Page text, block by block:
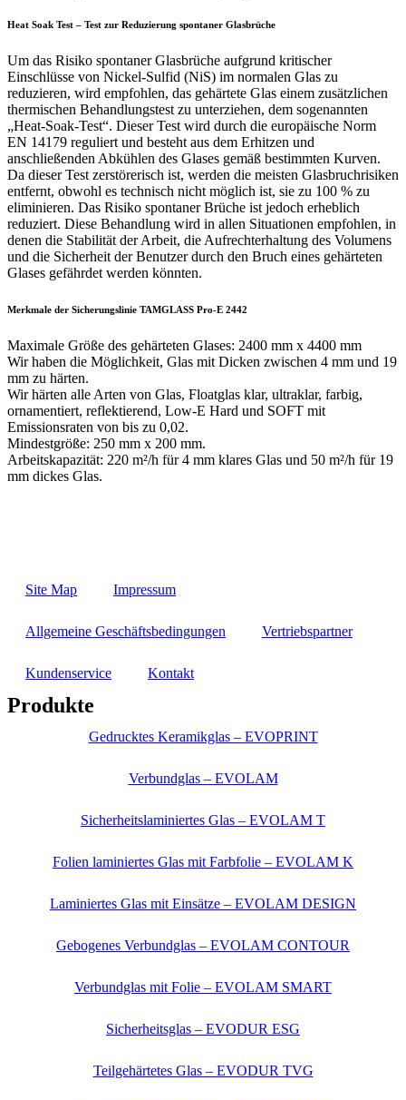
Heat Soak Test – Test zur Reduzierung spontaner Glasbrüche
Um das Risiko spontaner Glasbrüche aufgrund kritischer
Einschlüsse von Nickel-Sulfid (NiS) im normalen Glas zu
reduzieren, wird empfohlen, das gehärtete Glas einem zusätzlichen
thermischen Behandlungstest zu unterziehen, dem sogenannten
„Heat-Soak-Test“. Dieser Test wird durch die europäische Norm
EN 14179 reguliert und besteht aus dem Erhitzen und
anschließenden Abkühlen des Glases gemäß bestimmten Kurven.
Da dieser Test zerstörerisch ist, werden die meisten Glasbruchrisiken
entfernt, obwohl es technisch nicht möglich ist, sie zu 100 % zu
eliminieren. Das Risiko spontaner Brüche ist jedoch erheblich
reduziert. Diese Behandlung wird in allen Situationen empfohlen, in
denen die Stabilität der Arbeit, die Aufrechterhaltung des Volumens
und die Sicherheit der Benutzer durch den Bruch eines gehärteten
Glases gefährdet werden könnten.
Merkmale der Sicherungslinie TAMGLASS Pro-E 2442
Maximale Größe des gehärteten Glases: 2400 mm x 4400 mm
Wir haben die Möglichkeit, Glas mit Dicken zwischen 4 mm und 19
mm zu härten.
Wir härten alle Arten von Glas, Floatglas klar, ultraklar, farbig,
ornamentiert, reflektierend, Low-E Hard und SOFT mit
Emissionsraten von bis zu 0,02.
Mindestgröße: 250 mm x 200 mm.
Arbeitskapazität: 220 m²/h für 4 mm klares Glas und 50 m²/h für 19
mm dickes Glas.
Site Map Impressum
Allgemeine Geschäftsbedingungen Vertriebspartner
Kundenservice Kontakt
Produkte
Gedrucktes Keramikglas – EVOPRINT
Verbundglas – EVOLAM
Sicherheitslaminiertes Glas – EVOLAM T
Folien laminiertes Glas mit Farbfolie – EVOLAM K
Laminiertes Glas mit Einsätze – EVOLAM DESIGN
Gebogenes Verbundglas – EVOLAM CONTOUR
Verbundglas mit Folie – EVOLAM SMART
Sicherheitsglas – EVODUR ESG
Teilgehärtetes Glas – EVODUR TVG